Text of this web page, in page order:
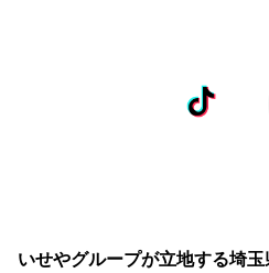
いせやグループが立地する埼